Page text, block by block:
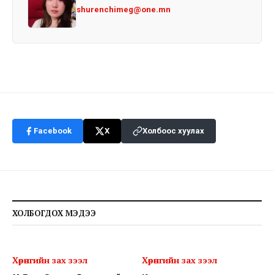
shurenchimeg@one.mn
Facebook X Холбоос хуулах
ХОЛБОГДОХ МЭДЭЭ
Хөрөнгийн зах зээл
Хөрөнгийн зах зээл